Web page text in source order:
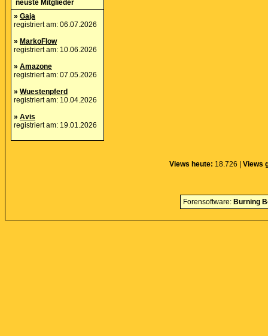
neuste Mitglieder
» Gaja
registriert am: 06.07.2026
» MarkoFlow
registriert am: 10.06.2026
» Amazone
registriert am: 07.05.2026
» Wuestenpferd
registriert am: 10.04.2026
» Avis
registriert am: 19.01.2026
Views heute: 18.726 | Views
Forensoftware: Burning